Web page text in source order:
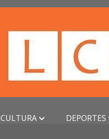
CULTURA DEPORTES